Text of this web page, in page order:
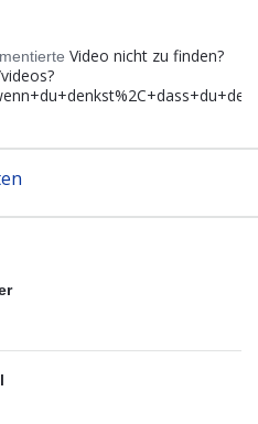
Video nicht zu finden?